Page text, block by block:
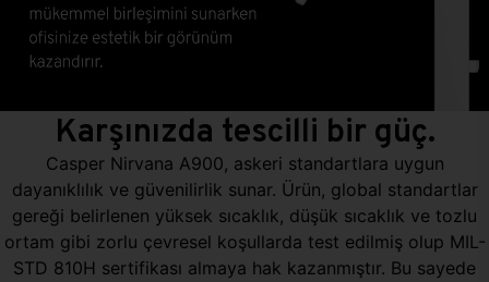
Karşınızda tescilli bir güç.
Casper Nirvana A900, askeri standartlara uygun
dayanıklılık ve güvenilirlik sunar. Ürün, global standartlar
gereği belirlenen yüksek sıcaklık, düşük sıcaklık ve tozlu
ortam gibi zorlu çevresel koşullarda test edilmiş olup MIL-
STD 810H sertifikası almaya hak kazanmıştır. Bu sayede